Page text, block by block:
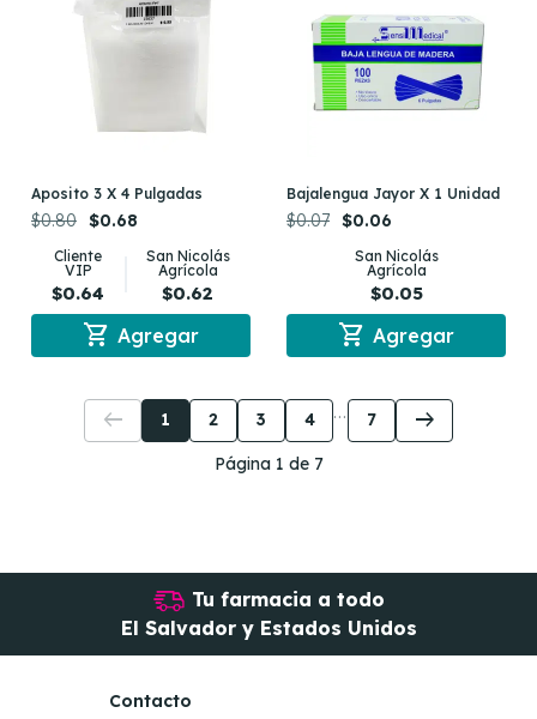
Aposito 3 X 4 Pulgadas
$0.80 $0.68
Cliente
VIP
$0.64
San Nicolás
Agrícola
$0.62
shopping_cart Agregar
Bajalengua Jayor X 1 Unidad
$0.07 $0.06
San Nicolás
Agrícola
$0.05
shopping_cart Agregar
Página 1 de 7
arrow_left_alt 1 2 3 4 7 arrow_right_alt
Tu farmacia a todo
El Salvador y Estados Unidos
Contacto